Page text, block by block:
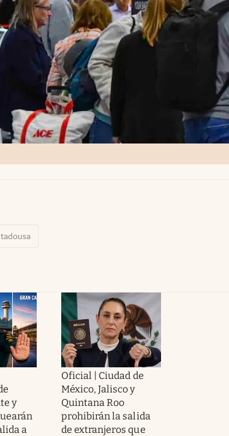
y
a
Oficial | Ciudad de
México, Jalisco y
Quintana Roo
prohibirán la salida
de extranjeros que